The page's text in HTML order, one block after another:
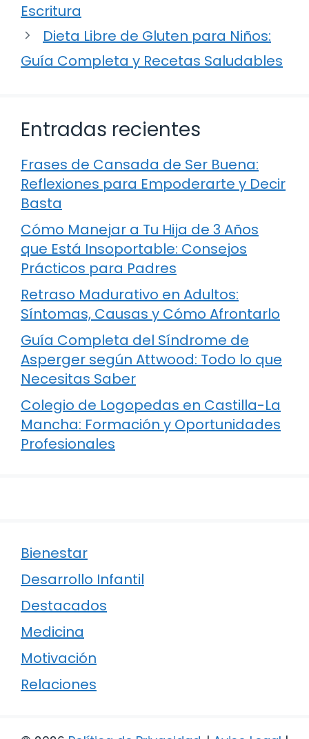
Escritura
Dieta Libre de Gluten para Niños:
Guía Completa y Recetas Saludables
Entradas recientes
Frases de Cansada de Ser Buena:
Reflexiones para Empoderarte y Decir
Basta
Cómo Manejar a Tu Hija de 3 Años
que Está Insoportable: Consejos
Prácticos para Padres
Retraso Madurativo en Adultos:
Síntomas, Causas y Cómo Afrontarlo
Guía Completa del Síndrome de
Asperger según Attwood: Todo lo que
Necesitas Saber
Colegio de Logopedas en Castilla-La
Mancha: Formación y Oportunidades
Profesionales
Bienestar
Desarrollo Infantil
Destacados
Medicina
Motivación
Relaciones